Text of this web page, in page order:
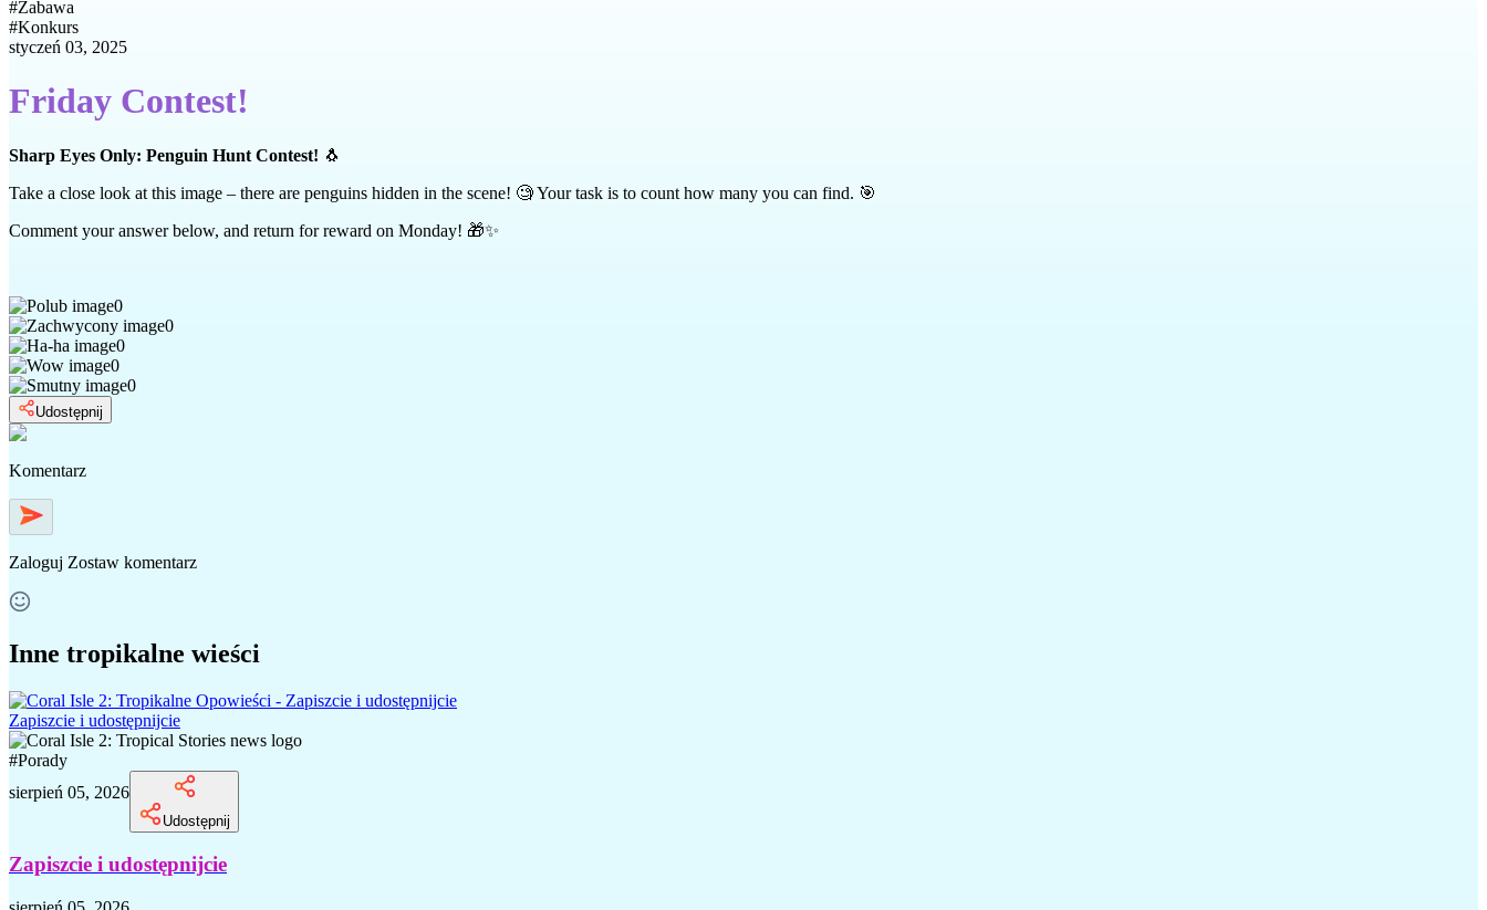
#Zabawa
#Konkurs
styczeń 03, 2025
Friday Contest!
Sharp Eyes Only: Penguin Hunt Contest! 🐧
Take a close look at this image – there are penguins hidden in the scene! 🧐 Your task is to count how many you can find. 🎯
Comment your answer below, and return for reward on Monday! 🎁✨
0
0
0
0
0
Udostępnij
Komentarz
Zaloguj Zostaw komentarz
Inne tropikalne wieści
Zapiszcie i udostępnijcie
#Porady
sierpień 05, 2026
Udostępnij
Zapiszcie i udostępnijcie